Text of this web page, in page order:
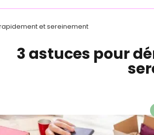
et sereinement
3 astuces pour